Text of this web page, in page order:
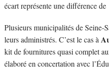
écart représente une différence
Plusieurs municipalités de Seine-
leurs administrés. C’est le cas à
kit de fournitures quasi complet
élaboré en concertation avec